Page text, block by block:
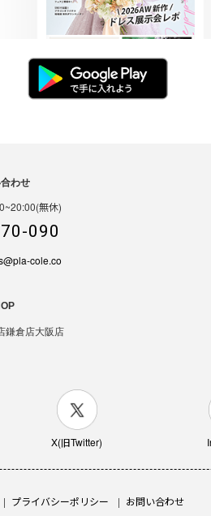
わせ
無休)
090
cole.co
鎌倉店大阪店
X(旧Twitter)
プライバシーポリシー お問い合わせ